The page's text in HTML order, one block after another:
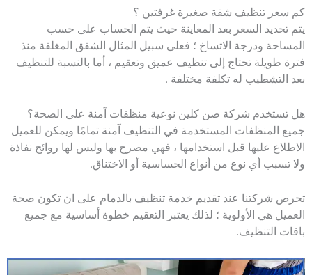
كم سعر تنظيف شقة صغيرة غرفتين ؟
يتم تحديد السعر بعد المعاينة حيث يتم الحساب على حسب
المساحة ودرجة الاتساخ ؛ فعلى سبيل المثال الشقق المغلقة منذ
فترة طويلة تحتاج إلى تنظيف عميق وتعقيم ، أما بالنسبة للتنظيف
بعد التشطيب له تكلفة مختلفة .
هل تستخدم شركة صن كلين نوعية منظفات آمنة على الصحة؟
جميع المنظفات المستخدمة في التنظيف آمنة تمامًا ويمكن للعميل
الاطلاع عليها قبل استخدامها ، فهي مصرح بها وليس لها روائح نفاذة
ولا تسبب أي نوع من أنواع الحساسية أو الاختناق.
تحرص شركتنا عند تقديم خدمة تنظيف بالدمام على ان تكون صحة
العميل هي الأولوية ؛ لذلك يعتبر التعقيم خطوة أساسية مع جميع
باقات التنظيف.